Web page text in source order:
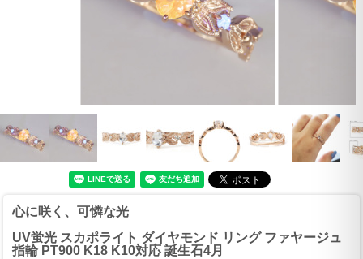
心に咲く、可憐な光
UV蛍光 スカポライト ダイヤモンド リング ファヤージュ
指輪 PT900 K18 K10対応 誕生石4月